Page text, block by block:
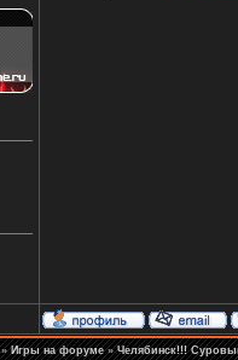
» Игры на форуме » Челябинск!!!